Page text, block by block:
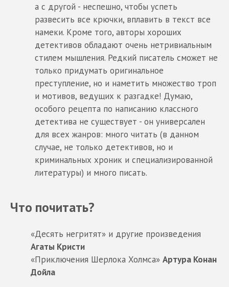
а с другой - неспешно, чтобы успеть
развесить все крючки, вплавить в текст все
намеки. Кроме того, авторы хороших
детективов обладают очень нетривиальным
стилем мышления. Редкий писатель сможет не
только придумать оригинальное
преступление, но и наметить множество троп
и мотивов, ведущих к разгадке! Думаю,
особого рецепта по написанию классного
детектива не существует - он универсален
для всех жанров: много читать (в данном
случае, не только детективов, но и
криминальных хроник и специализированной
литературы) и много писать.
Что почитать?
«Десять негритят» и другие произведения
Агаты Кристи
«Приключения Шерлока Холмса» Артура Конан
Дойла